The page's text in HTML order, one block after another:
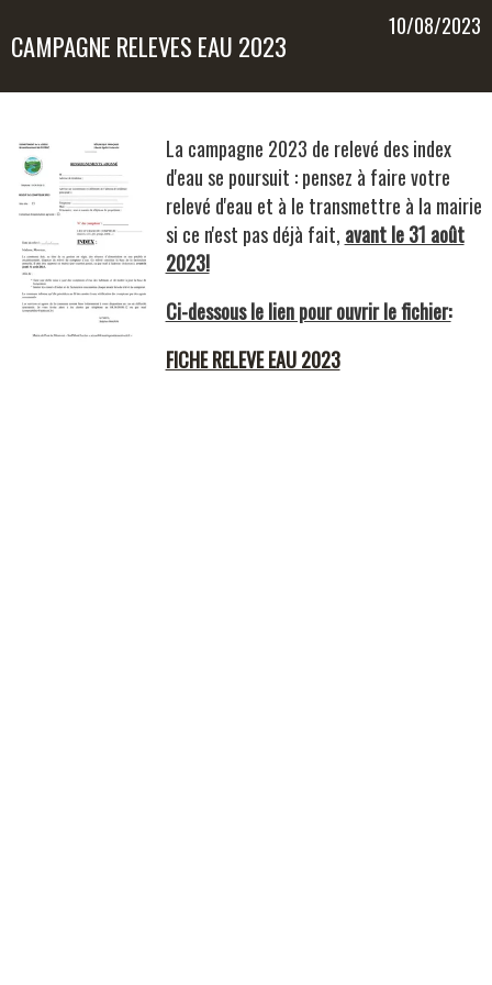
CAMPAGNE RELEVES EAU 2023
10/08/2023
La campagne 2023 de relevé des index
d'eau se poursuit : pensez à faire votre
relevé d'eau et à le transmettre à la mairie
si ce n'est pas déjà fait, avant le 31 août
2023!
Ci-dessous le lien pour ouvrir le fichier:
FICHE RELEVE EAU 2023